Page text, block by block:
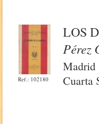
Ref.: 102180
LOS
Pérez
Cuarta